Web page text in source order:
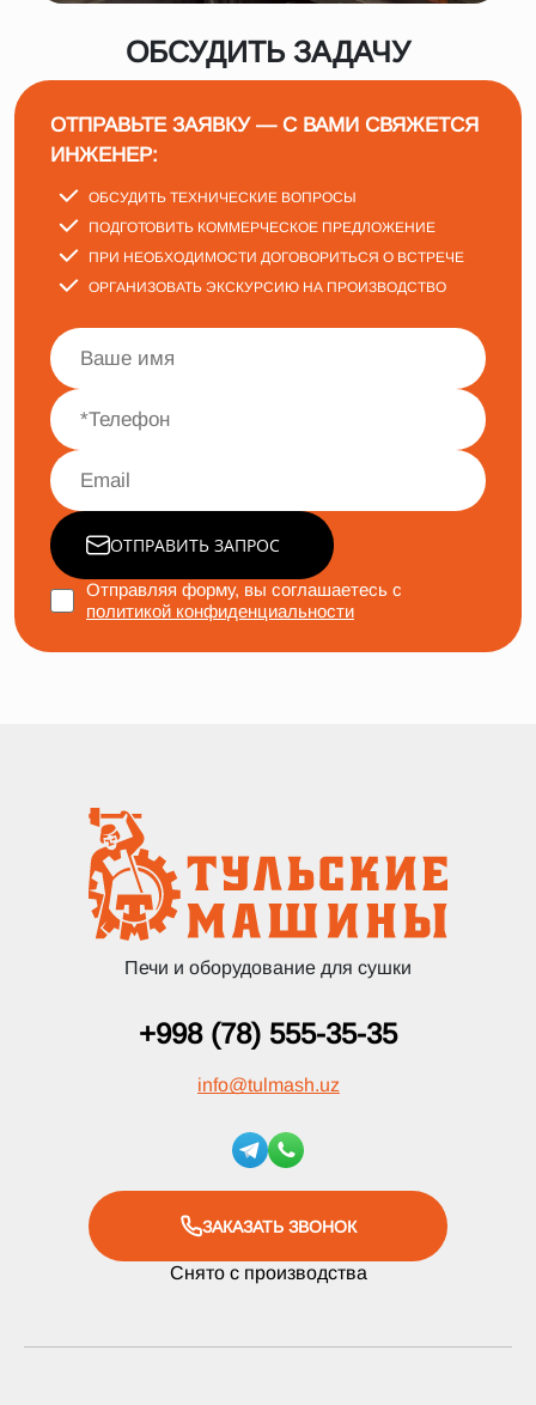
ОБСУДИТЬ ЗАДАЧУ
ОТПРАВЬТЕ ЗАЯВКУ — С ВАМИ СВЯЖЕТСЯ
ИНЖЕНЕР:
ОБСУДИТЬ ТЕХНИЧЕСКИЕ ВОПРОСЫ
ПОДГОТОВИТЬ КОММЕРЧЕСКОЕ ПРЕДЛОЖЕНИЕ
ПРИ НЕОБХОДИМОСТИ ДОГОВОРИТЬСЯ О ВСТРЕЧЕ
ОРГАНИЗОВАТЬ ЭКСКУРСИЮ НА ПРОИЗВОДСТВО
ОТПРАВИТЬ ЗАПРОС
Отправляя форму, вы соглашаетесь с
политикой конфиденциальности
Печи и оборудование для сушки
+998 (78) 555-35-35
info@tulmash.uz
ЗАКАЗАТЬ ЗВОНОК
Снято с производства